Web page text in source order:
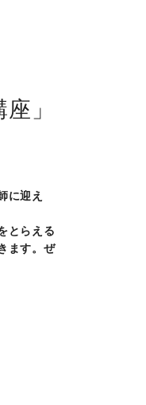
」
に迎え
とらえる
ます。ぜ